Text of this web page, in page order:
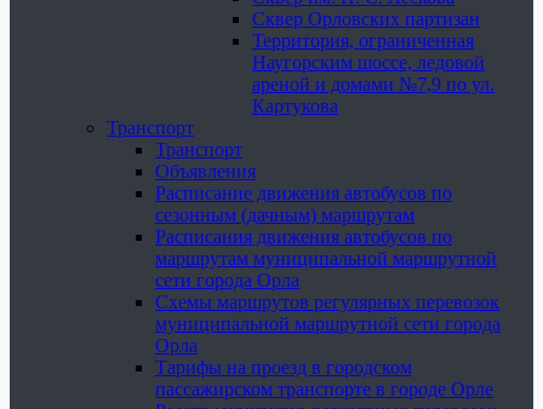
Сквер Орловских партизан
Территория, ограниченная
Наугорским шоссе, ледовой
ареной и домами №7,9 по ул.
Картукова
Транспорт
Транспорт
Объявления
Расписание движения автобусов по
сезонным (дачным) маршрутам
Расписания движения автобусов по
маршрутам муниципальной маршрутной
сети города Орла
Схемы маршрутов регулярных перевозок
муниципальной маршрутной сети города
Орла
Тарифы на проезд в городском
пассажирском транспорте в городе Орле